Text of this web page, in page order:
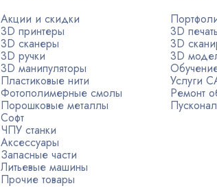
Акции и скидки
3D принтеры
3D сканеры
3D ручки
3D манипуляторы
Пластиковые нити
Фотополимерные смолы
Порошковые металлы
Софт
ЧПУ станки
Аксессуары
Запасные части
Литьевые машины
Прочие товары
3D
3D
3D
Услуги
Ремонт